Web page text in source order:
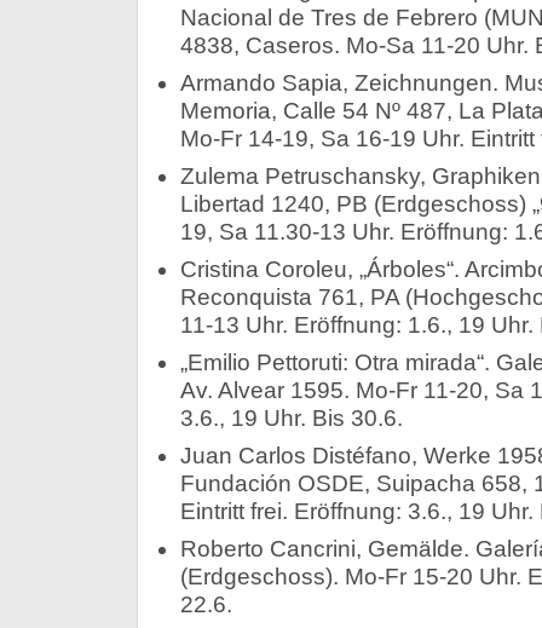
Nacional de Tres de Febrero
4838, Caseros. Mo-Sa 11-20 Uhr.
Armando Sapia, Zeichnungen.
Memoria, Calle 54 Nº 487, La
Mo-Fr 14-19, Sa 16-19 Uhr. Eintritt
Zulema Petruschansky,
Libertad 1240, PB (Erdgeschoss)
19, Sa 11.30-13 Uhr. Eröffnung:
Cristina Coroleu, „Árboles“.
Reconquista 761, PA
11-13 Uhr. Eröffnung: 1.6., 19 Uhr.
„Emilio Pettoruti: Otra mirada“.
Av. Alvear 1595. Mo-Fr 11-20, Sa
3.6., 19 Uhr. Bis 30.6.
Juan Carlos Distéfano, Werke
Fundación OSDE, Suipacha 658,
Eintritt frei. Eröffnung: 3.6., 19 Uhr.
Roberto Cancrini, Gemälde.
(Erdgeschoss). Mo-Fr 15-20 Uhr.
22.6.